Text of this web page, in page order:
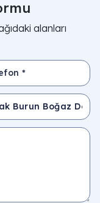
alanları